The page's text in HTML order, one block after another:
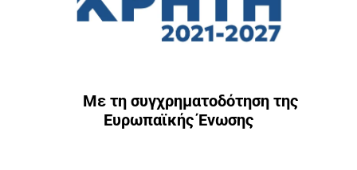
Με τη συγχρηματοδότηση της
Ευρωπαϊκής Ένωσης